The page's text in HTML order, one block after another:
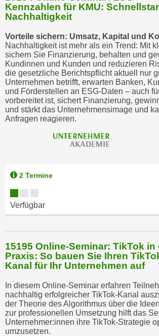
Kennzahlen für KMU:
Nachhaltigkeit
Vorteile sichern: Umsatz, Kapital und
Nachhaltigkeit ist mehr als ein Trend: Mit
sichern Sie Finanzierung, behalten und
Kundinnen und Kunden und reduzieren
die gesetzliche Berichtspflicht aktuell nur
Unternehmen betrifft, erwarten Banken,
und Förderstellen an ESG-Daten – auch
vorbereitet ist, sichert Finanzierung,
und stärkt das Unternehmensimage und
Anfragen reagieren.
2 Termine
Verfügbar
15195 Online-Seminar: TikTok in
Praxis: So bauen Sie Ihren
Kanal für Ihr Unternehmen auf
In diesem Online-Seminar erfahren
nachhaltig erfolgreicher TikTok-Kanal
der Theorie des Algorithmus über die
zur professionellen Umsetzung hilft das
Unternehmer:innen ihre TikTok-Strategie
umzusetzen.
b
z
u
l
e
h
n
e
n
.